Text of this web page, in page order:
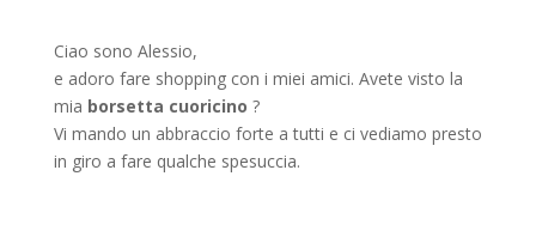
quantità
Ciao sono Alessio,
e adoro fare shopping con i miei amici. Avete visto la
mia borsetta cuoricino ?
Vi mando un abbraccio forte a tutti e ci vediamo presto
in giro a fare qualche spesuccia.